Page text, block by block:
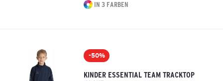
IN 3 FARBEN
-50%
KINDER ESSENTIAL TEAM TRACKTOP